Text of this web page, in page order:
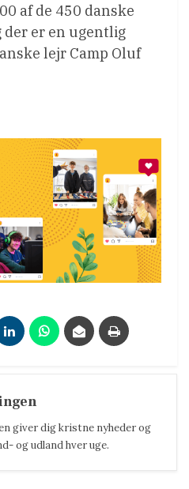
af de 450 danske
der er en ugentlig
lejr Camp Oluf
giver dig kristne nyheder og
og udland hver uge.